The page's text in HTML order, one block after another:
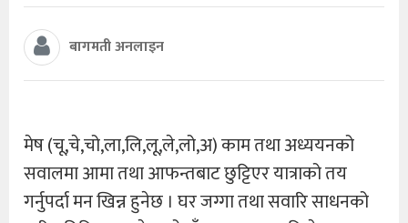
बागमती अनलाइन
मेष (चू,चे,चो,ला,लि,लू,ले,लो,अ) काम तथा अध्ययनको
सवालमा आमा तथा आफन्तबाट छुट्टिएर यात्राको तय
गर्नुपर्दा मन खिन्न हुनेछ । घर जग्गा तथा सवारि साधनको